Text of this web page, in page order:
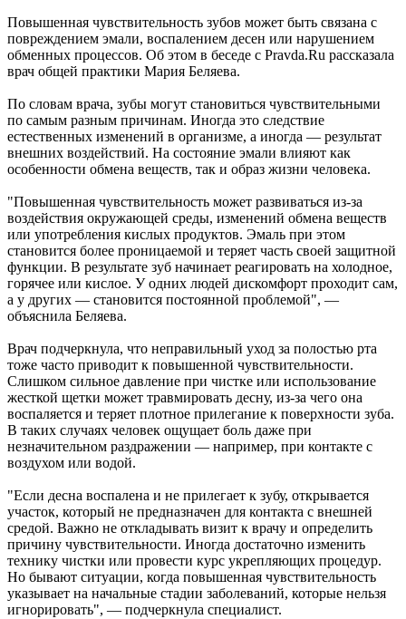
Повышенная чувствительность зубов может быть связана с
повреждением эмали, воспалением десен или нарушением
обменных процессов. Об этом в беседе с Pravda.Ru рассказала
врач общей практики Мария Беляева.
По словам врача, зубы могут становиться чувствительными
по самым разным причинам. Иногда это следствие
естественных изменений в организме, а иногда — результат
внешних воздействий. На состояние эмали влияют как
особенности обмена веществ, так и образ жизни человека.
"Повышенная чувствительность может развиваться из-за
воздействия окружающей среды, изменений обмена веществ
или употребления кислых продуктов. Эмаль при этом
становится более проницаемой и теряет часть своей защитной
функции. В результате зуб начинает реагировать на холодное,
горячее или кислое. У одних людей дискомфорт проходит сам,
а у других — становится постоянной проблемой", —
объяснила Беляева.
Врач подчеркнула, что неправильный уход за полостью рта
тоже часто приводит к повышенной чувствительности.
Слишком сильное давление при чистке или использование
жесткой щетки может травмировать десну, из-за чего она
воспаляется и теряет плотное прилегание к поверхности зуба.
В таких случаях человек ощущает боль даже при
незначительном раздражении — например, при контакте с
воздухом или водой.
"Если десна воспалена и не прилегает к зубу, открывается
участок, который не предназначен для контакта с внешней
средой. Важно не откладывать визит к врачу и определить
причину чувствительности. Иногда достаточно изменить
технику чистки или провести курс укрепляющих процедур.
Но бывают ситуации, когда повышенная чувствительность
указывает на начальные стадии заболеваний, которые нельзя
игнорировать", — подчеркнула специалист.